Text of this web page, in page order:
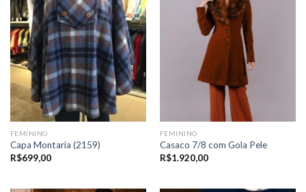
FEMININO
Capa Montaria (2159)
R$699,00
FEMININO
Casaco 7/8 com Gola Pele
R$1.920,00